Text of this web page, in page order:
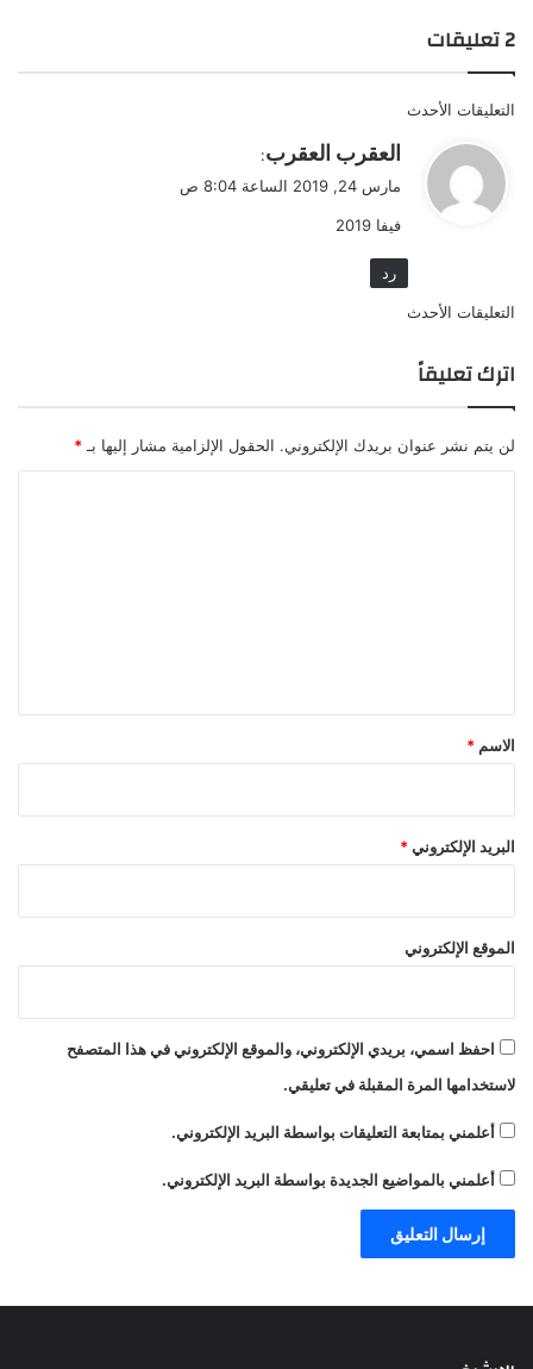
‫2 تعليقات
تصفّح
التعليقات
التعليقات الأحدث
ي
ل
العقرب العقرب:
مارس 24, 2019 الساعة 8:04 ص
فيفا 2019
رد
تصفّح
التعليقات
التعليقات الأحدث
اترك تعليقاً
لن يتم نشر عنوان بريدك الإلكتروني. الحقول الإلزامية مشار إليها بـ *
*
الاسم *
البريد الإلكتروني *
الموقع الإلكتروني
احفظ اسمي، بريدي الإلكتروني، والموقع الإلكتروني في هذا المتصفح
لاستخدامها المرة المقبلة في تعليقي.
أعلمني بمتابعة التعليقات بواسطة البريد الإلكتروني.
أعلمني بالمواضيع الجديدة بواسطة البريد الإلكتروني.